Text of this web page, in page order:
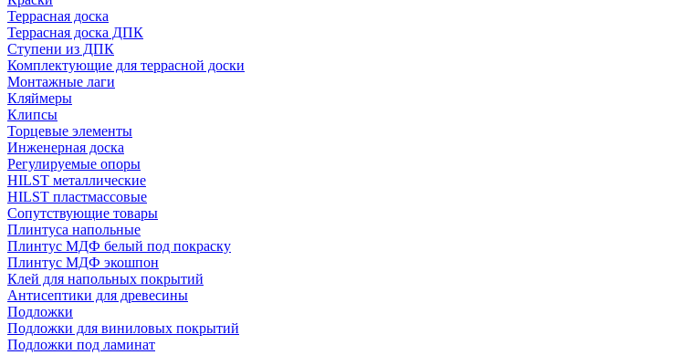
Террасная доска
Террасная доска ДПК
Ступени из ДПК
Комплектующие для террасной доски
Монтажные лаги
Кляймеры
Клипсы
Торцевые элементы
Инженерная доска
Регулируемые опоры
HILST металлические
HILST пластмассовые
Сопутствующие товары
Плинтуса напольные
Плинтус МДФ белый под покраску
Плинтус МДФ экошпон
Клей для напольных покрытий
Антисептики для древесины
Подложки
Подложки для виниловых покрытий
Подложки под ламинат